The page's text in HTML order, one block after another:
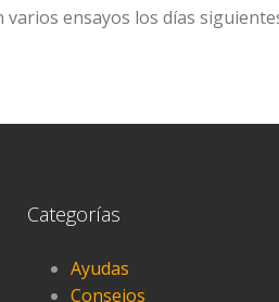
ensayos los días
Categorías
Ayudas
Consejos